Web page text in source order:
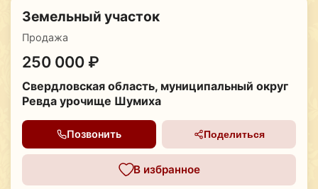
Земельный участок
Продажа
250 000 ₽
Свердловская область, муниципальный округ
Ревда урочище Шумиха
Позвонить Поделиться
В избранное